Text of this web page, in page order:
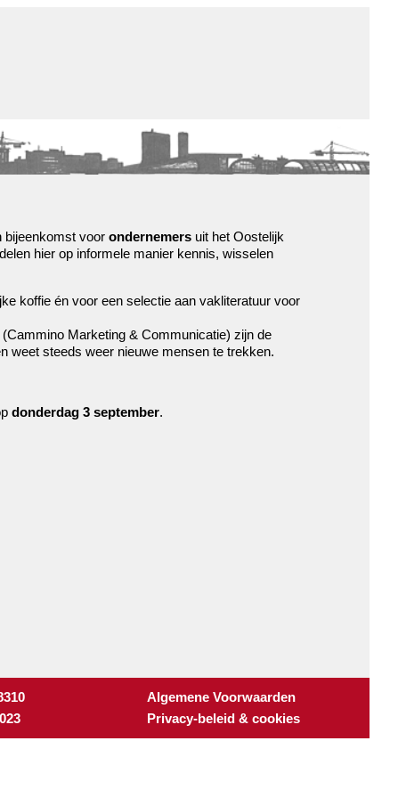
contact
nieuwsbrief
bijeenkomst voor ondernemers uit het Oostelijk
hier op informele manier kennis, wisselen
koffie én voor een selectie aan vakliteratuur voor
(Cammino Marketing & Communicatie) zijn de
weet steeds weer nieuwe mensen te trekken.
donderdag 3 september.
Algemene Voorwaarden
Privacy-beleid & cookies